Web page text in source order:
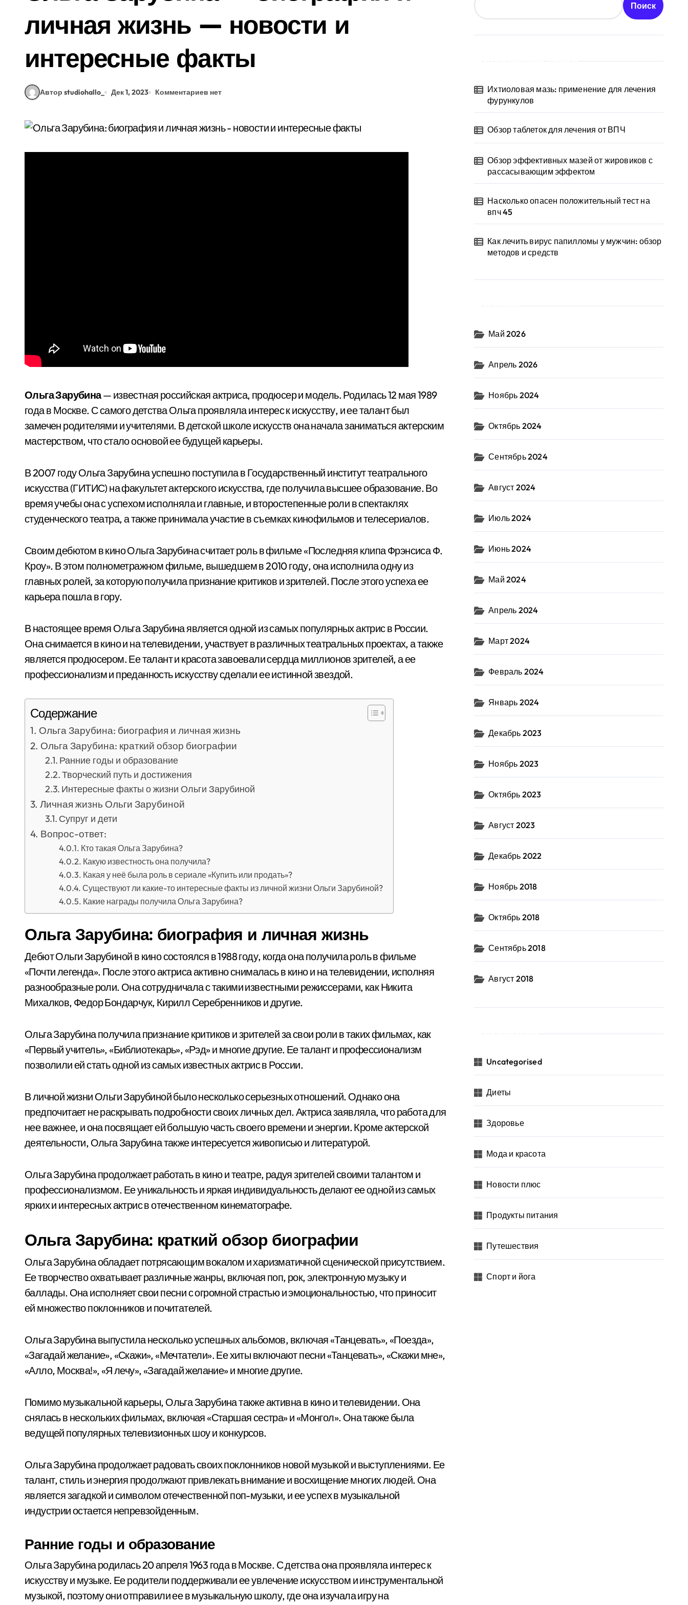
личная жизнь — новости и
интересные факты
Автор studiohallo_ Дек 1, 2023 Комментариев нет
Ольга Зарубина— известная российская актриса, продюсер и модель. Родилась 12 мая 1989
года в Москве. С самого детства Ольга проявляла интерес к искусству, и ее талант был
замечен родителями и учителями. В детской школе искусств она начала заниматься актерским
мастерством, что стало основой ее будущей карьеры.
В 2007 году Ольга Зарубина успешно поступила в Государственный институт театрального
искусства (ГИТИС) на факультет актерского искусства, где получила высшее образование. Во
время учебы она с успехом исполняла и главные, и второстепенные роли в спектаклях
студенческого театра, а также принимала участие в съемках кинофильмов и телесериалов.
Своим дебютом в кино Ольга Зарубина считает роль в фильме «Последняя клипа Фрэнсиса Ф.
Кроу». В этом полнометражном фильме, вышедшем в 2010 году, она исполнила одну из
главных ролей, за которую получила признание критиков и зрителей. После этого успеха ее
карьера пошла в гору.
В настоящее время Ольга Зарубина является одной из самых популярных актрис в России.
Она снимается в кино и на телевидении, участвует в различных театральных проектах, а также
является продюсером. Ее талант и красота завоевали сердца миллионов зрителей, а ее
профессионализм и преданность искусству сделали ее истинной звездой.
Содержание
Ольга Зарубина: биография и личная жизнь
Ольга Зарубина: краткий обзор биографии
Ранние годы и образование
Творческий путь и достижения
Интересные факты о жизни Ольги Зарубиной
Личная жизнь Ольги Зарубиной
Супруг и дети
Вопрос-ответ:
Кто такая Ольга Зарубина?
Какую известность она получила?
Какая у неё была роль в сериале «Купить или продать»?
Существуют ли какие-то интересные факты из личной жизни Ольги Зарубиной?
Какие награды получила Ольга Зарубина?
Ольга Зарубина: биография и личная жизнь
Дебют Ольги Зарубиной в кино состоялся в 1988 году, когда она получила роль в фильме
«Почти легенда». После этого актриса активно снималась в кино и на телевидении, исполняя
разнообразные роли. Она сотрудничала с такими известными режиссерами, как Никита
Михалков, Федор Бондарчук, Кирилл Серебренников и другие.
Ольга Зарубина получила признание критиков и зрителей за свои роли в таких фильмах, как
«Первый учитель», «Библиотекарь», «Рэд» и многие другие. Ее талант и профессионализм
позволили ей стать одной из самых известных актрис в России.
В личной жизни Ольги Зарубиной было несколько серьезных отношений. Однако она
предпочитает не раскрывать подробности своих личных дел. Актриса заявляла, что работа для
нее важнее, и она посвящает ей большую часть своего времени и энергии. Кроме актерской
деятельности, Ольга Зарубина также интересуется живописью и литературой.
Ольга Зарубина продолжает работать в кино и театре, радуя зрителей своими талантом и
профессионализмом. Ее уникальность и яркая индивидуальность делают ее одной из самых
ярких и интересных актрис в отечественном кинематографе.
Ольга Зарубина: краткий обзор биографии
Ольга Зарубина обладает потрясающим вокалом и харизматичной сценической присутствием.
Ее творчество охватывает различные жанры, включая поп, рок, электронную музыку и
баллады. Она исполняет свои песни с огромной страстью и эмоциональностью, что приносит
ей множество поклонников и почитателей.
Ольга Зарубина выпустила несколько успешных альбомов, включая «Танцевать», «Поезда»,
«Загадай желание», «Скажи», «Мечтатели». Ее хиты включают песни «Танцевать», «Скажи мне»,
«Алло, Москва!», «Я лечу», «Загадай желание» и многие другие.
Помимо музыкальной карьеры, Ольга Зарубина также активна в кино и телевидении. Она
снялась в нескольких фильмах, включая «Старшая сестра» и «Монгол». Она также была
ведущей популярных телевизионных шоу и конкурсов.
Ольга Зарубина продолжает радовать своих поклонников новой музыкой и выступлениями. Ее
талант, стиль и энергия продолжают привлекать внимание и восхищение многих людей. Она
является загадкой и символом отечественной поп-музыки, и ее успех в музыкальной
индустрии остается непревзойденным.
Ранние годы и образование
Ольга Зарубина родилась 20 апреля 1963 года в Москве. С детства она проявляла интерес к
искусству и музыке. Ее родители поддерживали ее увлечение искусством и инструментальной
музыкой, поэтому они отправили ее в музыкальную школу, где она изучала игру на
Поиск
Ихтиоловая мазь: применение для лечения
фурункулов
Обзор таблеток для лечения от ВПЧ
Обзор эффективных мазей от жировиков с
рассасывающим эффектом
Насколько опасен положительный тест на
впч 45
Как лечить вирус папилломы у мужчин: обзор
методов и средств
Май 2026
Апрель 2026
Ноябрь 2024
Октябрь 2024
Сентябрь 2024
Август 2024
Июль 2024
Июнь 2024
Май 2024
Апрель 2024
Март 2024
Февраль 2024
Январь 2024
Декабрь 2023
Ноябрь 2023
Октябрь 2023
Август 2023
Декабрь 2022
Ноябрь 2018
Октябрь 2018
Сентябрь 2018
Август 2018
Uncategorised
Диеты
Здоровье
Мода и красота
Новости плюс
Продукты питания
Путешествия
Спорт и йога